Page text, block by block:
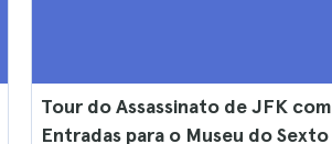
Tour do Assassinato de JFK com
Entradas para o Museu do Sexto